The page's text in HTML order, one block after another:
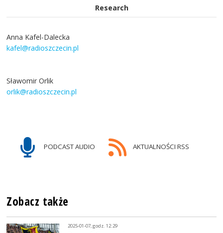
Research
Anna Kafel-Dalecka
kafel@radioszczecin.pl
Sławomir Orlik
orlik@radioszczecin.pl
PODCAST AUDIO AKTUALNOŚCI RSS
Zobacz także
2025-01-07, godz. 12:29